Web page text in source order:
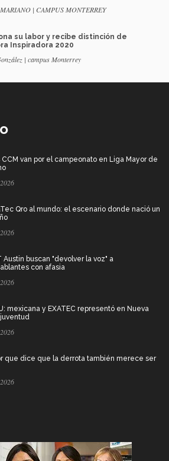
| CAMPUS MONTERREY
su labor y recibe distinción de
Inspiradora 2020
| campus Monterrey
CCM van por el campeonato en Liga Mayor de
Qro al mundo: el escenario donde nació un
Austin buscan "devolver la voz" a
con afasia
mexicana y EXATEC representó en Nueva
que dice que la derrota también merece ser